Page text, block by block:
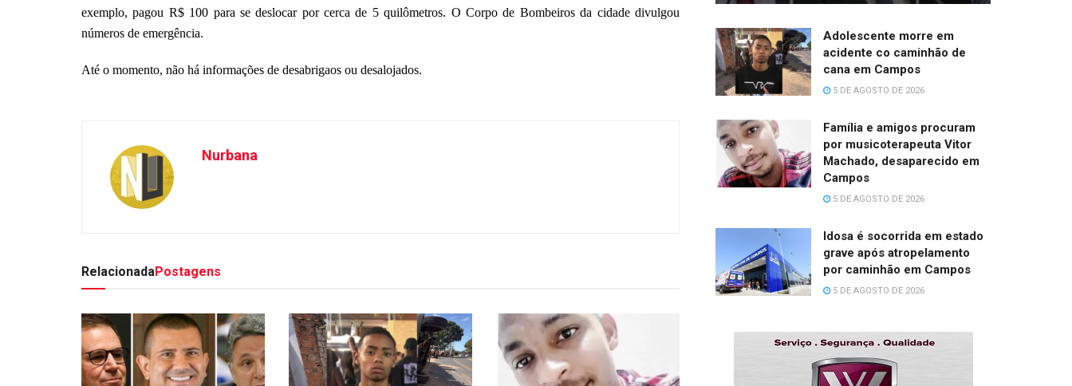
exemplo, pagou R$ 100 para se deslocar por cerca de 5 quilômetros. O Corpo de Bombeiros da cidade divulgou
números de emergência.
Até o momento, não há informações de desabrigaos ou desalojados.
Nurbana
RelacionadaPostagens
Adolescente morre em
acidente co caminhão de
cana em Campos
5 DE AGOSTO DE 2026
Família e amigos procuram
por musicoterapeuta Vitor
Machado, desaparecido em
Campos
5 DE AGOSTO DE 2026
Idosa é socorrida em estado
grave após atropelamento
por caminhão em Campos
5 DE AGOSTO DE 2026